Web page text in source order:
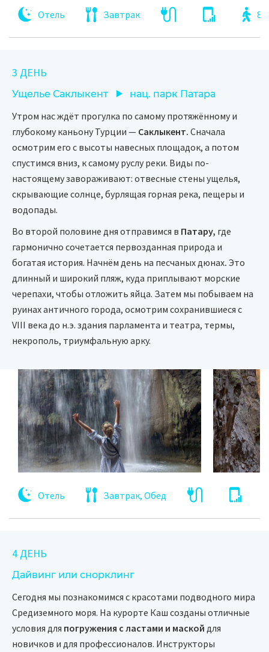
Отель Завтрак 8
3 ДЕНЬ
Ущелье Саклыкент нац. парк Патара
Утром нас ждёт прогулка по самому протяжённому и
глубокому каньону Турции — Саклыкент. Сначала
осмотрим его с высоты навесных площадок, а потом
спустимся вниз, к самому руслу реки. Виды по-
настоящему завораживают: отвесные стены ущелья,
скрывающие солнце, бурлящая горная река, пещеры и
водопады.
Во второй половине дня отправимся в Патару, где
гармонично сочетается первозданная природа и
богатая история. Начнём день на песчаных дюнах. Это
длинный и широкий пляж, куда приплывают морские
черепахи, чтобы отложить яйца. Затем мы побываем на
руинах античного города, осмотрим сохранившиеся с
VIII века до н.э. здания парламента и театра, термы,
некрополь, триумфальную арку.
Отель Завтрак, Обед
4 ДЕНЬ
Дайвинг или снорклинг
Сегодня мы познакомимся с красотами подводного мира
Средиземного моря. На курорте Каш созданы отличные
условия для погружения с ластами и маской для
новичков и для профессионалов. Инструкторы